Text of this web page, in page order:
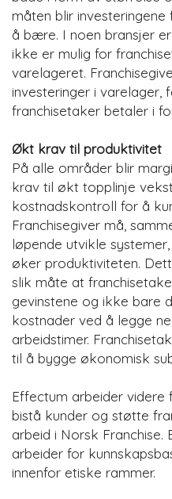
måten blir
å bære. I noen bransjer
ikke er mulig for
varelageret.
investeringer i varelager,
franchisetaker betaler i
Økt krav til produktivitet
På alle områder blir
krav til økt topplinje
kostnadskontroll for å
Franchisegiver må,
løpende utvikle
øker produktiviteten.
slik måte at
gevinstene og ikke bare
kostnader ved å legge
arbeidstimer.
til å bygge økonomisk
Effectum arbeider videre
bistå kunder og støtte
arbeid i Norsk Franchise.
arbeider for
innenfor etiske rammer.